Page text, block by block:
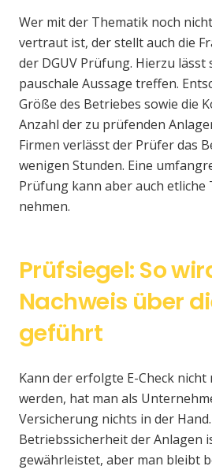
Wer mit der Thematik noch
vertraut ist, der stellt auch die
der DGUV Prüfung. Hierzu lässt
pauschale Aussage treffen.
Größe des Betriebes sowie die
Anzahl der zu prüfenden
Firmen verlässt der Prüfer das
wenigen Stunden. Eine
Prüfung kann aber auch etliche
nehmen.
Prüfsiegel: So
Nachweis über
geführt
Kann der erfolgte E-Check nicht
werden, hat man als
Versicherung nichts in der
Betriebssicherheit der Anlagen
gewährleistet, aber man bleibt